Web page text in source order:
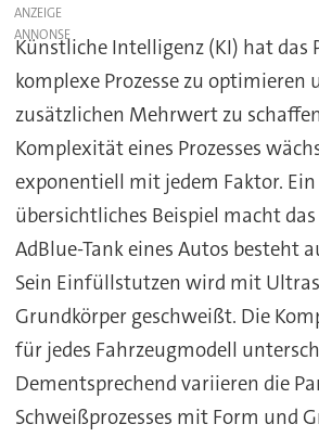
ANZEIGE
Künstliche Intelligenz (KI) hat das
komplexe Prozesse zu optimieren
zusätzlichen Mehrwert zu
Komplexität eines Prozesses
exponentiell mit jedem Faktor.
übersichtliches Beispiel macht
AdBlue-Tank eines Autos besteht
Sein Einfüllstutzen wird mit
Grundkörper geschweißt. Die
für jedes Fahrzeugmodell
Dementsprechend variieren die
Schweißprozesses mit Form und